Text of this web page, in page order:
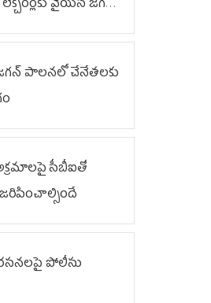
పాలనలో చేనేతలకు
సీబీఐతో
పోలీసు